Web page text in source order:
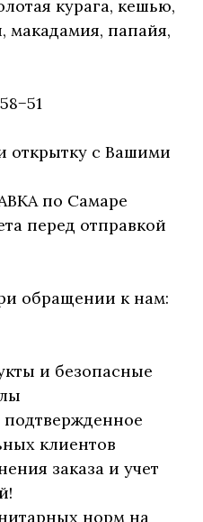
курага, кешью,
макадамия, папайя,
открытку с Вашими
по Самаре
перед отправкой
обращении к нам:
и безопасные
подтвержденное
клиентов
заказа и учет
норм на